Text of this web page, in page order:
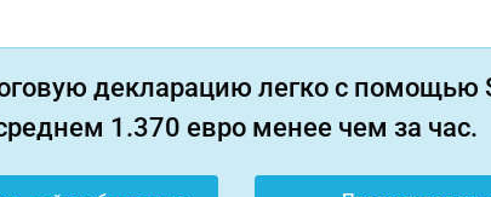
декларацию легко с помощью
1.370 евро менее чем за час.